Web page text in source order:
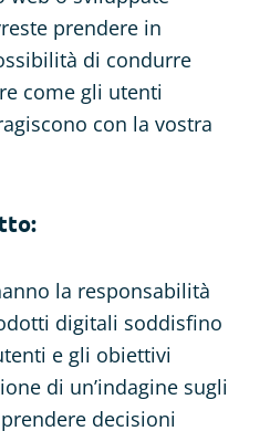
prendere in
di condurre
come gli utenti
con la vostra
la responsabilità
digitali soddisfino
e gli obiettivi
di un’indagine sugli
decisioni